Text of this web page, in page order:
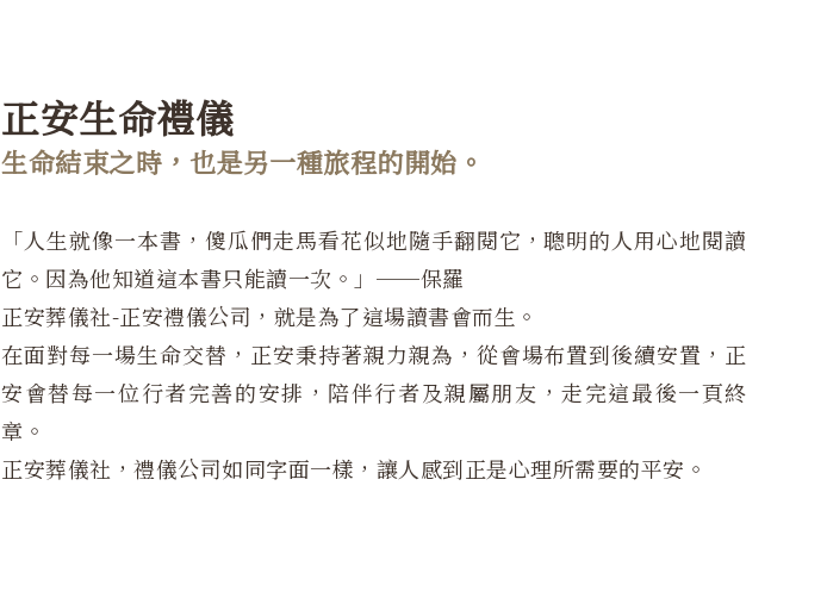
正安生命禮儀
生命結束之時，也是另一種旅程的開始。
「人生就像一本書，傻瓜們走馬看花似地隨手翻閱它，聰明的人用心地閱讀
它。因為他知道這本書只能讀一次。」──保羅
正安葬儀社-正安禮儀公司，就是為了這場讀書會而生。
在面對每一場生命交替，正安秉持著親力親為，從會場布置到後續安置，正
安會替每一位行者完善的安排，陪伴行者及親屬朋友，走完這最後一頁終
章。
正安葬儀社，禮儀公司如同字面一樣，讓人感到正是心理所需要的平安。